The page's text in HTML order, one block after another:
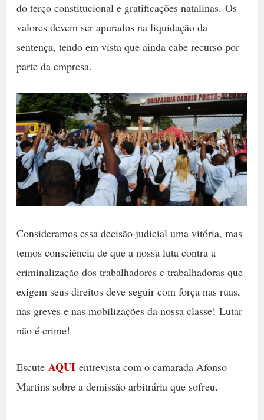
do terço constitucional e gratificações natalinas. Os
valores devem ser apurados na liquidação da
sentença, tendo em vista que ainda cabe recurso por
parte da empresa.
Consideramos essa decisão judicial uma vitória, mas
temos consciência de que a nossa luta contra a
criminalização dos trabalhadores e trabalhadoras que
exigem seus direitos deve seguir com força nas ruas,
nas greves e nas mobilizações da nossa classe! Lutar
não é crime!
Escute AQUIentrevista com o camarada Afonso
Martins sobre a demissão arbitrária que sofreu.